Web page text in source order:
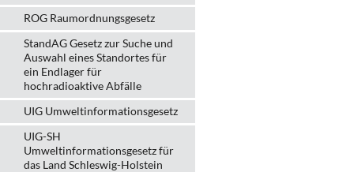
ROG Raumordnungsgesetz
StandAG Gesetz zur Suche und
Auswahl eines Standortes für
ein Endlager für
hochradioaktive Abfälle
UIG Umweltinformationsgesetz
UIG-SH
Umweltinformationsgesetz für
das Land Schleswig-Holstein